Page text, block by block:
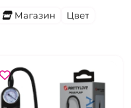
Магазин
Цвет